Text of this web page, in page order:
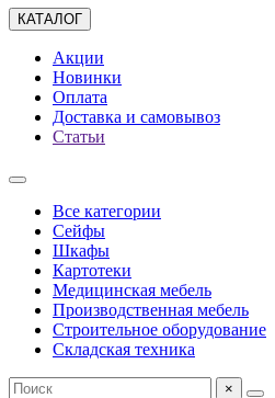
КАТАЛОГ
Акции
Новинки
Оплата
Доставка и самовывоз
Статьи
Все категории
Сейфы
Шкафы
Картотеки
Медицинская мебель
Производственная мебель
Строительное оборудование
Складская техника
×